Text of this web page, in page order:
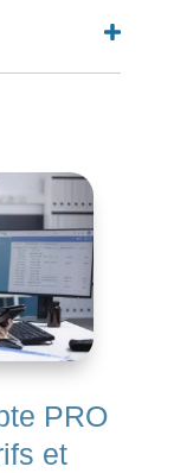
PRO
et